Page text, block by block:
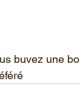
buvez une